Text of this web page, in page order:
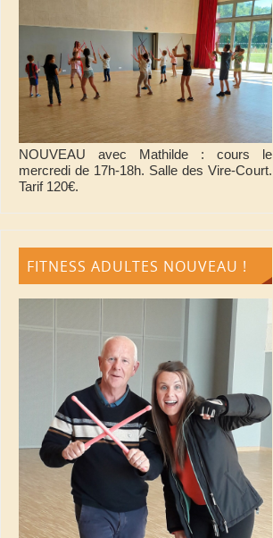
NOUVEAU avec Mathilde : cours le
mercredi de 17h-18h. Salle des Vire-Court.
Tarif 120€.
FITNESS ADULTES NOUVEAU !